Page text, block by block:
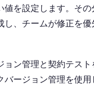
値を設定します。そ
し、チームが修正を
ョン管理と契約テスト
バージョン管理を使用